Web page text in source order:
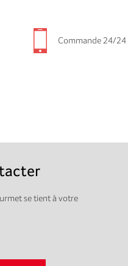
Commande 24/24
se tient à votre